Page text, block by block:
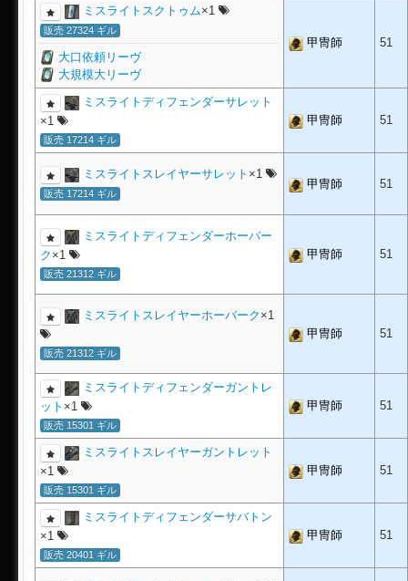
ミスライトスクトゥム×1
販売 27324 ギル
大口依頼リーヴ
大規模大リーヴ
甲冑師 51
ミスライトディフェンダーサレット
×1
販売 17214 ギル
甲冑師 51
ミスライトスレイヤーサレット ×1
販売 17214 ギル
甲冑師 51
ミスライトディフェンダーホーバー
ク ×1
販売 21312 ギル
甲冑師 51
ミスライトスレイヤーホーバーク ×1
販売 21312 ギル
甲冑師 51
ミスライトディフェンダーガントレ
ット ×1
販売 15301 ギル
甲冑師 51
ミスライトスレイヤーガントレット
×1
販売 15301 ギル
甲冑師 51
ミスライトディフェンダーサバトン
×1
販売 20401 ギル
甲冑師 51